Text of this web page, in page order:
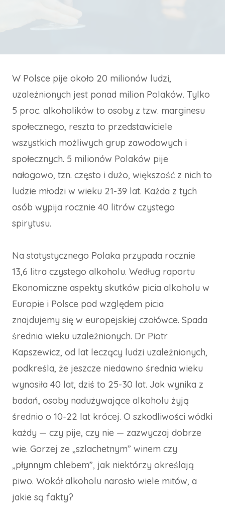
W Polsce pije około 20 milionów ludzi,
uzależnionych jest ponad milion Polaków. Tylko
5 proc. alkoholików to osoby z tzw. marginesu
społecznego, reszta to przedstawiciele
wszystkich możliwych grup zawodowych i
społecznych. 5 milionów Polaków pije
nałogowo, tzn. często i dużo, większość z nich to
ludzie młodzi w wieku 21-39 lat. Każda z tych
osób wypija rocznie 40 litrów czystego
spirytusu.
Na statystycznego Polaka przypada rocznie
13,6 litra czystego alkoholu. Według raportu
Ekonomiczne aspekty skutków picia alkoholu w
Europie i Polsce pod względem picia
znajdujemy się w europejskiej czołówce. Spada
średnia wieku uzależnionych. Dr Piotr
Kapszewicz, od lat leczący ludzi uzależnionych,
podkreśla, że jeszcze niedawno średnia wieku
wynosiła 40 lat, dziś to 25-30 lat. Jak wynika z
badań, osoby nadużywające alkoholu żyją
średnio o 10-22 lat krócej. O szkodliwości wódki
każdy — czy pije, czy nie — zazwyczaj dobrze
wie. Gorzej ze „szlachetnym” winem czy
„płynnym chlebem”, jak niektórzy określają
piwo. Wokół alkoholu narosło wiele mitów, a
jakie są fakty?